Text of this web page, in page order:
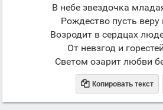
В небе звездочка
Рождество пусть веру
Возродит в сердцах
От невзгод и
Светом озарит любви
 Копировать текст